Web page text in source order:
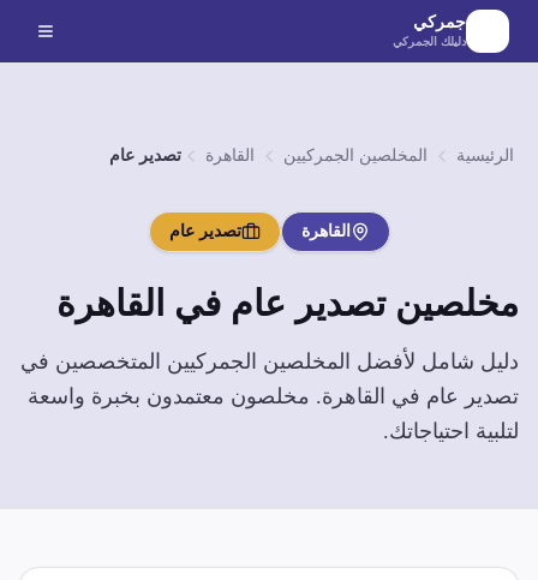
الانتقال إلى المحتوى الرئيسي
جمركي
دليلك الجمركي
الرئيسية المخلصين الجمركيين القاهرة تصدير عام
القاهرة تصدير عام
مخلصينتصدير عام في القاهرة
دليل شامل لأفضل المخلصين الجمركيين المتخصصين في
تصدير عام في القاهرة. مخلصون معتمدون بخبرة واسعة
لتلبية احتياجاتك.